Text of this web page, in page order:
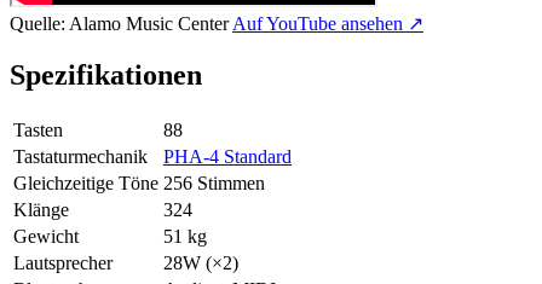
Quelle: Alamo Music Center Auf YouTube ansehen ↗
Spezifikationen
Tasten
88
Tastaturmechanik
PHA-4 Standard
Gleichzeitige Töne 256 Stimmen
Klänge
324
Gewicht
51 kg
Lautsprecher
28W (×2)